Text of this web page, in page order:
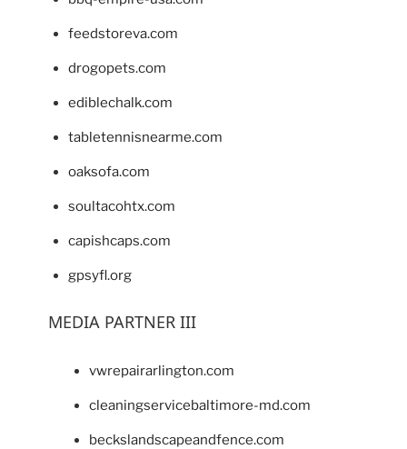
feedstoreva.com
drogopets.com
ediblechalk.com
tabletennisnearme.com
oaksofa.com
soultacohtx.com
capishcaps.com
gpsyfl.org
MEDIA PARTNER III
vwrepairarlington.com
cleaningservicebaltimore-md.com
beckslandscapeandfence.com